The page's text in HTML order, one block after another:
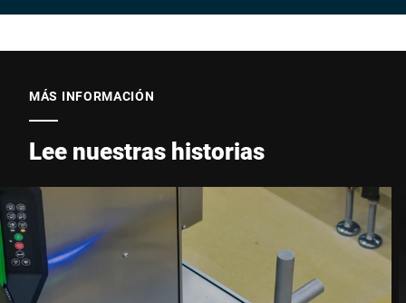
Empresa *
Email *
Calle *
MÁS INFORMACIÓN
Lee nuestras historias